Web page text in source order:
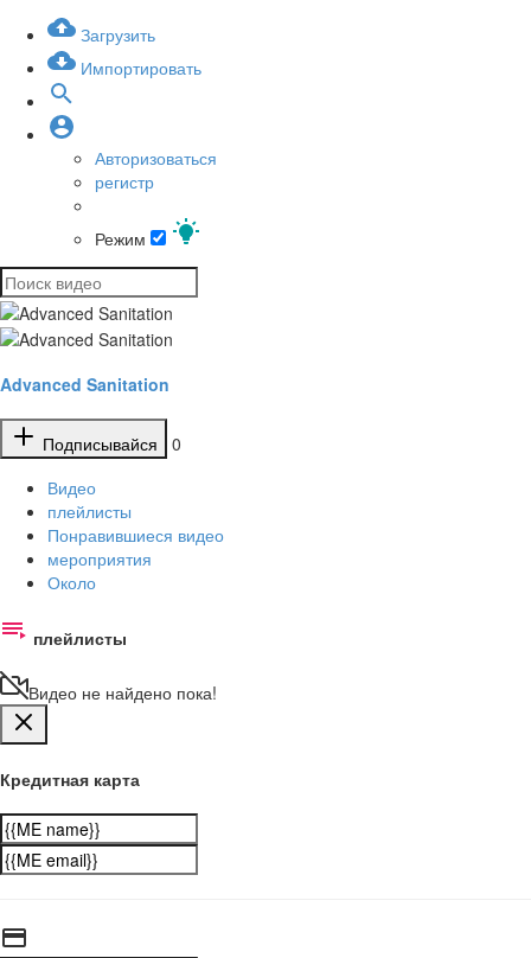
Загрузить
Импортировать
Авторизоваться
регистр
Режим
Advanced Sanitation
Подписывайся
0
Видео
плейлисты
Понравившиеся видео
мероприятия
Около
плейлисты
Видео не найдено пока!
Кредитная карта